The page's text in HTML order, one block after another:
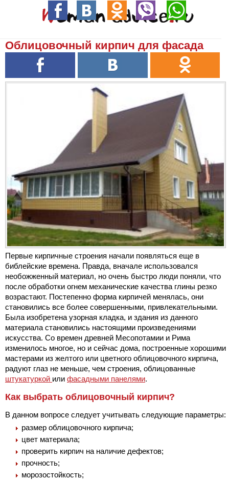
Облицовочный кирпич для фасада
Первые кирпичные строения начали появляться еще в
библейские времена. Правда, вначале использовался
необожженный материал, но очень быстро люди поняли, что
после обработки огнем механические качества глины резко
возрастают. Постепенно форма кирпичей менялась, они
становились все более совершенными, привлекательными.
Была изобретена узорная кладка, и здания из данного
материала становились настоящими произведениями
искусства. Со времен древней Месопотамии и Рима
изменилось многое, но и сейчас дома, построенные хорошими
мастерами из желтого или цветного облицовочного кирпича,
радуют глаз не меньше, чем строения, облицованные
штукатуркой или фасадными панелями.
Как выбрать облицовочный кирпич?
В данном вопросе следует учитывать следующие параметры:
размер облицовочного кирпича;
цвет материала;
проверить кирпич на наличие дефектов;
прочность;
морозостойкость;